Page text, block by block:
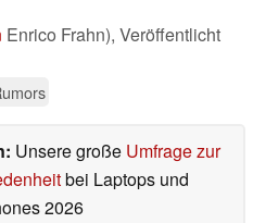
Enrico Frahn), Veröffentlicht
Unsere große Umfrage zur
bei Laptops und
2026